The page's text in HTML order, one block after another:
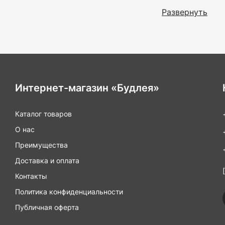
готовки
Легкость
помочь и
на которые
дополнит
Мы уверены, что
станут вашими
магазине
Развернуть
Интернет-магазин «Будлея»
Каталог товаров
О нас
Преимущества
Доставка и оплата
Контакты
Политика конфиденциальности
Публичная оферта